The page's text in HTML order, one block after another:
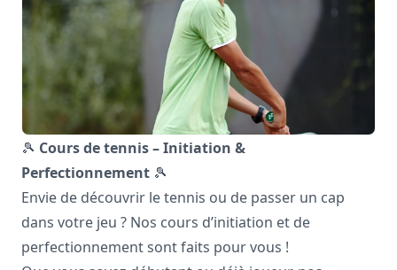
🎾 Cours de tennis – Initiation &
Perfectionnement 🎾
Envie de découvrir le tennis ou de passer un cap
dans votre jeu ? Nos cours d’initiation et de
perfectionnement sont faits pour vous !